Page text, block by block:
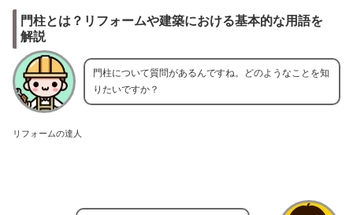
門柱とは？リフォームや建築における基本的な用語を
解説
リフォームの達人
門柱について質問があるんですね。どのようなことを知
りたいですか？